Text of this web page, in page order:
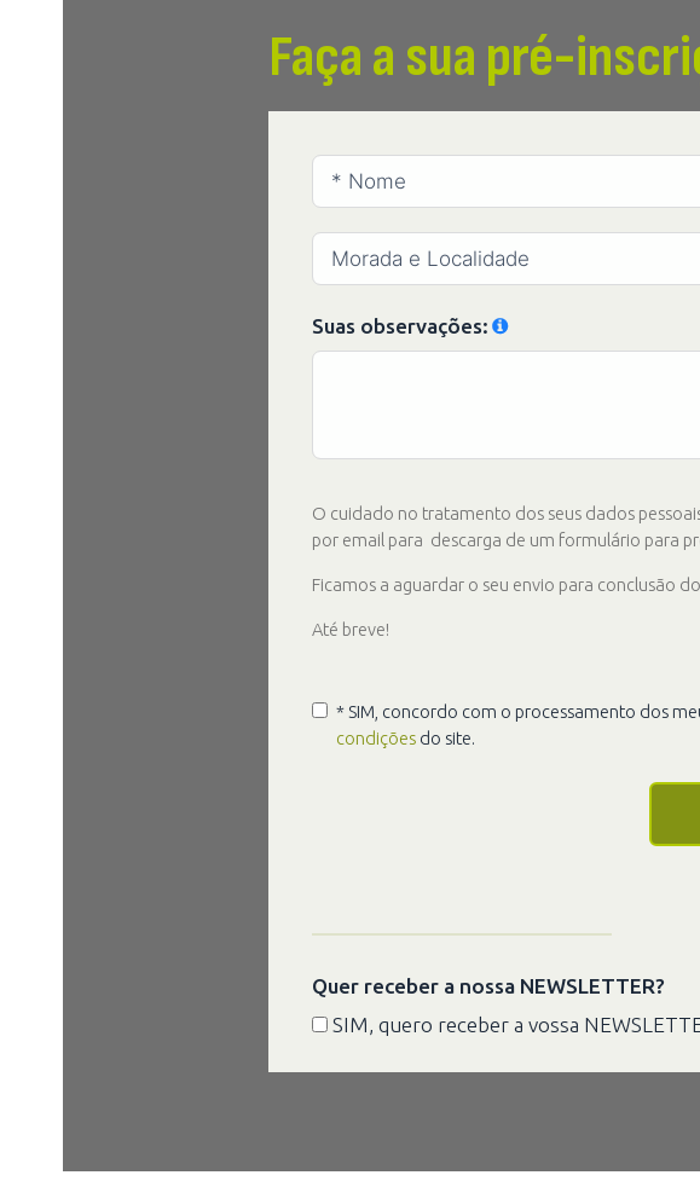
Faça a sua pré-
Suas observações:
O cuidado no tratamento dos seus dados
por email para descarga de um formulário para
Ficamos a aguardar o seu envio para conclusão
Até breve!
* SIM, concordo com o processamento dos
condições do site.
Quer receber a nossa NEWSLETTER?
SIM, quero receber a vossa